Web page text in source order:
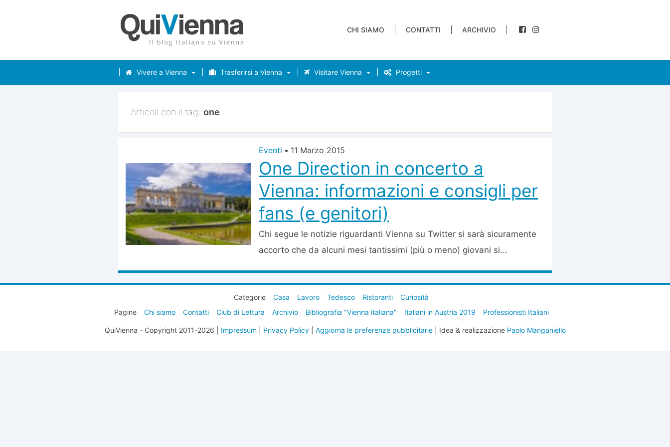
CHI SIAMO CONTATTI ARCHIVIO
Vivere a Vienna Trasferirsi a Vienna Visitare Vienna Progetti
Articoli con il tag: one
Eventi • 11 Marzo 2015
One Direction in concerto a
Vienna: informazioni e consigli per
fans (e genitori)
Chi segue le notizie riguardanti Vienna su Twitter si sarà sicuramente
accorto che da alcuni mesi tantissimi (più o meno) giovani si...
Categorie Casa Lavoro Tedesco Ristoranti
Curiosità
Pagine
Chi siamo Contatti Club di Lettura Archivio Bibliografia "Vienna italiana" Italiani in Austria 2019 Professionisti Italiani
QuiVienna - Copyright 2011-2026 | Impressum Privacy Policy| Aggiorna le preferenze pubblicitarie| Idea & realizzazione Paolo Manganiello